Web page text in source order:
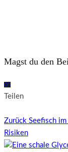
Magst du den
00
Teilen
Zurück Seefisch
Risiken